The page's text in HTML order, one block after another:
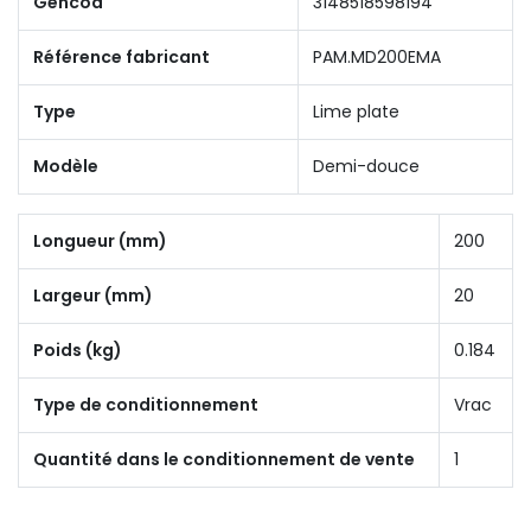
Référence fabricant PAM.MD200EMA
Type Lime plate
Modèle Demi-douce
Longueur (mm) 200
Largeur (mm) 20
Poids (kg) 0.184
Type de conditionnement Vrac
Quantité dans le conditionnement de vente 1